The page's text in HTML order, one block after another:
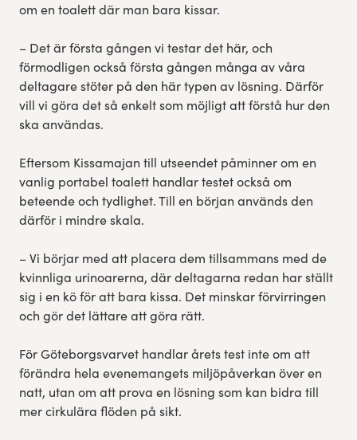
om en toalett där man bara kissar.
– Det är första gången vi testar det här, och
förmodligen också första gången många av våra
deltagare stöter på den här typen av lösning. Därför
vill vi göra det så enkelt som möjligt att förstå hur den
ska användas.
Eftersom Kissamajan till utseendet påminner om en
vanlig portabel toalett handlar testet också om
beteende och tydlighet. Till en början används den
därför i mindre skala.
– Vi börjar med att placera dem tillsammans med de
kvinnliga urinoarerna, där deltagarna redan har ställt
sig i en kö för att bara kissa. Det minskar förvirringen
och gör det lättare att göra rätt.
För Göteborgsvarvet handlar årets test inte om att
förändra hela evenemangets miljöpåverkan över en
natt, utan om att prova en lösning som kan bidra till
mer cirkulära flöden på sikt.